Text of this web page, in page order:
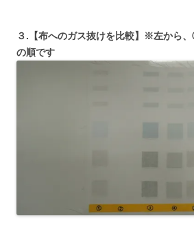
３.【布へのガス抜けを比較】※
の順です